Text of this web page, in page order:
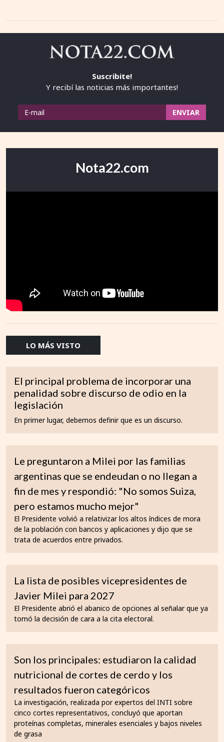
Suscribite!
Y recibí las noticias más importantes!
Nota22.com
LO MÁS VISTO
El principal problema de incorporar una
penalidad sobre discurso de odio en la
legislación
En primer lugar, debemos definir que es un discurso.
Le preguntaron a Milei por las familias
argentinas que se endeudan o no llegan a
fin de mes y respondió: "No somos Suiza,
pero estamos mucho mejor"
El Presidente volvió a relativizar los altos índices de mora
de la población con bancos y aplicaciones y dijo que se
trata de acuerdos entre privados.
La lista de posibles vicepresidentes de
Javier Milei para 2027
El Presidente abrió el abanico de opciones al señalar que ya
tomó la decisión de cara a la cita electoral.
Son los principales: estudiaron la calidad
nutricional de cortes de cerdo y los
resultados fueron categóricos
La investigación, realizada por expertos del INTI sobre
cinco cortes representativos, concluyó que aportan
proteínas completas, minerales esenciales y bajos niveles
de grasa